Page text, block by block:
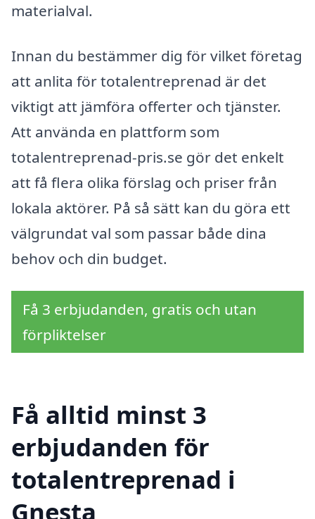
materialval.
Innan du bestämmer dig för vilket företag
att anlita för totalentreprenad är det
viktigt att jämföra offerter och tjänster.
Att använda en plattform som
totalentreprenad-pris.se gör det enkelt
att få flera olika förslag och priser från
lokala aktörer. På så sätt kan du göra ett
välgrundat val som passar både dina
behov och din budget.
Få 3 erbjudanden, gratis och utan
förpliktelser
Få alltid minst 3
erbjudanden för
totalentreprenad i
Gnesta